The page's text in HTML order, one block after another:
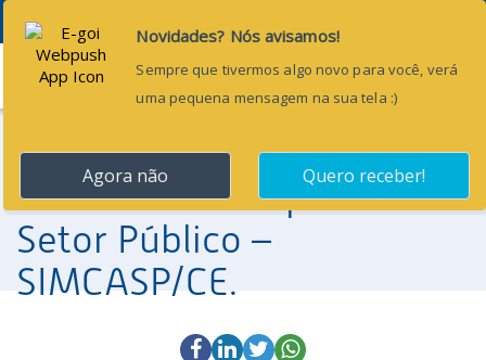
Menu
3 de setembro de 2013
Aspec no Simpósio de
Contabilidade Aplicada ao
Setor Público –
SIMCASP/CE.